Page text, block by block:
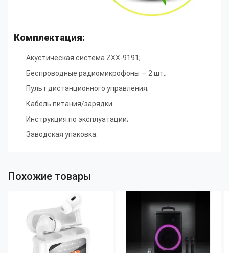
Комплектация:
Акустическая система ZXX-9191;
Беспроводные радиомикрофоны — 2 шт.;
Пульт дистанционного управления;
Кабель питания/зарядки.
Инструкция по эксплуатации;
Заводская упаковка.
Похожие товары